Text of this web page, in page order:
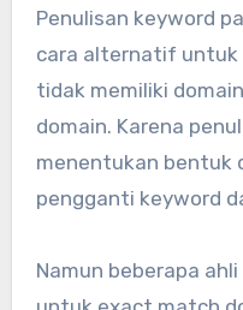
Penulisan keyword
cara alternatif untuk
tidak memiliki
domain. Karena
menentukan bentuk
pengganti keyword
Namun beberapa